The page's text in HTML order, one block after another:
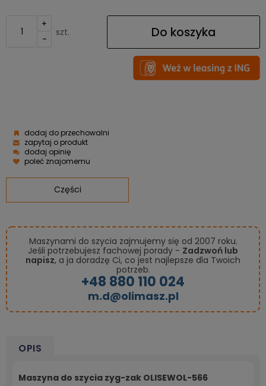
+
-
szt. Do koszyka
dodaj do przechowalni
zapytaj o produkt
dodaj opinię
poleć znajomemu
Części
Maszynami do szycia zajmujemy się od 2007 roku.
Jeśli potrzebujesz fachowej porady - Zadzwoń lub
napisz, a ja doradzę Ci, co jest najlepsze dla Twoich
potrzeb.
+48 880 110 024
m.d@olimasz.pl
OPIS
Maszyna do szycia zyg-zak OLISEWOL-566